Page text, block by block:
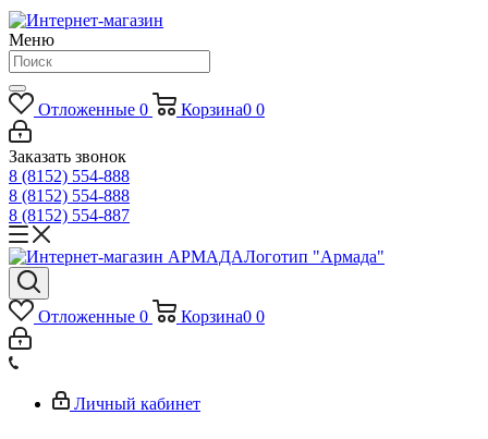
Меню
Отложенные 0 Корзина0 0
Заказать звонок
8 (8152) 554-888
8 (8152) 554-888
8 (8152) 554-887
Логотип "Армада"
Отложенные 0 Корзина0 0
Личный кабинет